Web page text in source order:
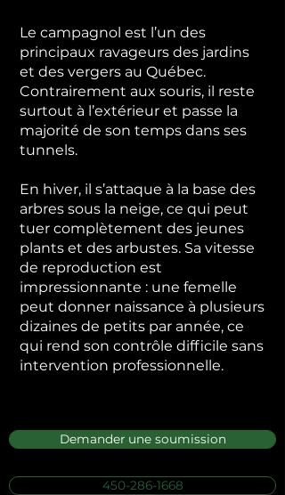
Le campagnol est l’un des
principaux ravageurs des jardins
et des vergers au Québec.
Contrairement aux souris, il reste
surtout à l’extérieur et passe la
majorité de son temps dans ses
tunnels.
En hiver, il s’attaque à la base des
arbres sous la neige, ce qui peut
tuer complètement des jeunes
plants et des arbustes. Sa vitesse
de reproduction est
impressionnante : une femelle
peut donner naissance à plusieurs
dizaines de petits par année, ce
qui rend son contrôle difficile sans
intervention professionnelle.
Demander une soumission
450-286-1668